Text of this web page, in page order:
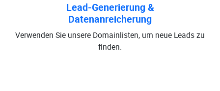
Lead-Generierung &
Datenanreicherung
Verwenden Sie unsere Domainlisten, um neue Leads zu
finden.